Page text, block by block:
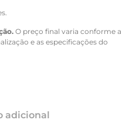
O preço final varia conforme a
e as especificações do
adicional